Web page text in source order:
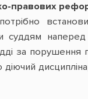
правових
суддям
за
діючий